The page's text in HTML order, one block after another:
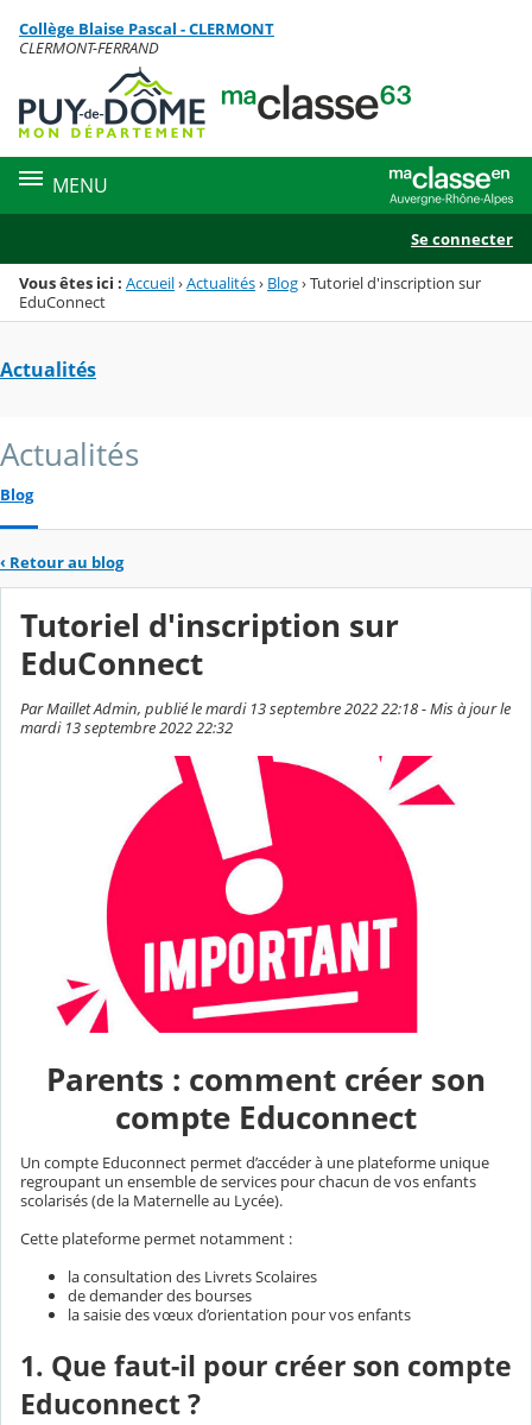
Menu de la rubrique
Contenu
Collège Blaise Pascal - CLERMONT
CLERMONT-FERRAND
MENU
Se connecter
Vous êtes ici : Accueil›Actualités› Blog›Tutoriel d'inscription sur
EduConnect
Actualités
Actualités
Blog
‹ Retour au blog
Tutoriel d'inscription sur
EduConnect
Par Maillet Admin, publié le mardi 13 septembre 2022 22:18 - Mis à jour le
mardi 13 septembre 2022 22:32
Parents : comment créer son
compte Educonnect
Un compte Educonnect permet d’accéder à une plateforme unique
regroupant un ensemble de services pour chacun de vos enfants
scolarisés (de la Maternelle au Lycée).
Cette plateforme permet notamment :
la consultation des Livrets Scolaires
de demander des bourses
la saisie des vœux d’orientation pour vos enfants
1. Que faut-il pour créer son compte
Educonnect ?